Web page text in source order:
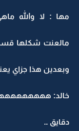
مها : لا والله
مالعنت شكلها قسم
وبعدين هذا جزاي
خالد:
دقايق ..